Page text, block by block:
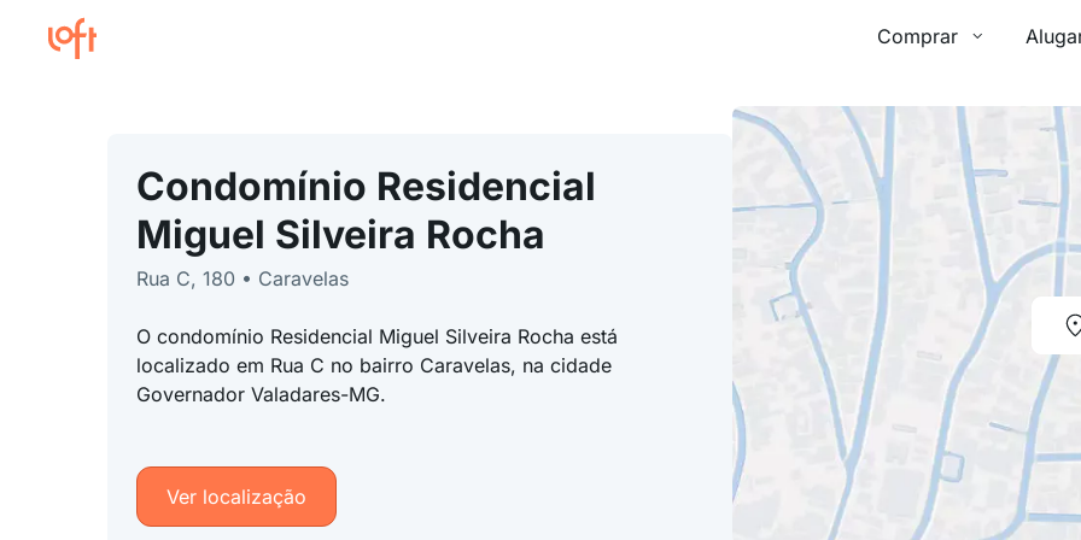
Comprar
Condomínio Residencial
Miguel Silveira Rocha
Rua C, 180 • Caravelas
O condomínio Residencial Miguel Silveira Rocha está
localizado em Rua C no bairro Caravelas, na cidade
Governador Valadares-MG.
Ver localização